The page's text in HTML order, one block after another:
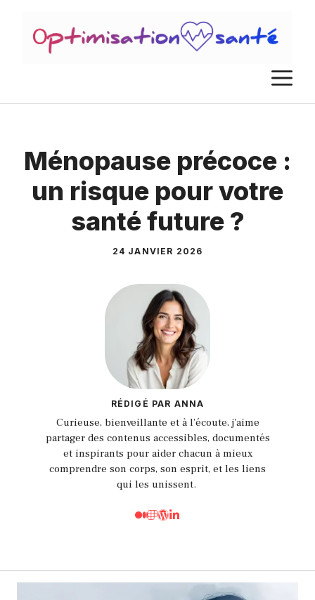
contenu
Ménopause précoce :
un risque pour votre
santé future ?
24 JANVIER 2026
RÉDIGÉ PAR ANNA
Curieuse, bienveillante et à l’écoute, j'aime
partager des contenus accessibles, documentés
et inspirants pour aider chacun à mieux
comprendre son corps, son esprit, et les liens
qui les unissent.